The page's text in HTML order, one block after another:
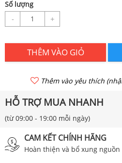
Số lượng
- +
THÊM VÀO GIỎ
Thêm vào yêu thích
HỖ TRỢ MUA NHANH
(từ 09:00 - 19:00 mỗi ngày)
CAM KẾT CHÍNH HÃNG
Hoàn thiện và bổ xung